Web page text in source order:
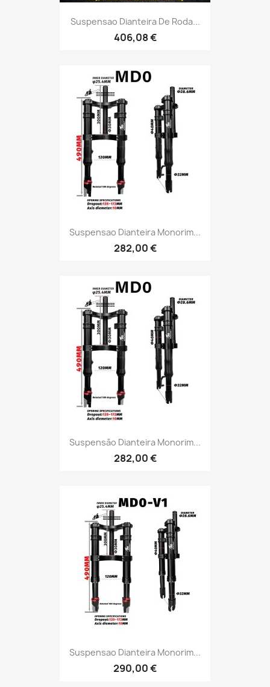
Suspensao Dianteira De Roda...
406,08 €
Suspensao Dianteira Monorim...
282,00 €
Suspensão Dianteira Monorim...
282,00 €
Suspensao Dianteira Monorim...
290,00 €